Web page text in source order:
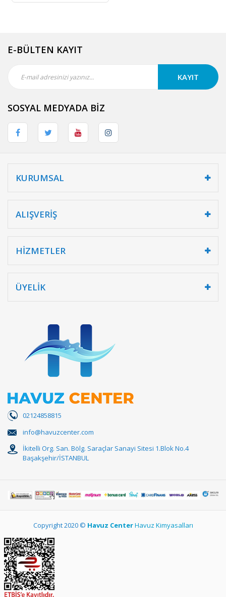
E-BÜLTEN KAYIT
KAYIT
SOSYAL MEDYADA BİZ
KURUMSAL
ALIŞVERİŞ
HİZMETLER
ÜYELİK
02124858815
info@havuzcenter.com
İkitelli Org. San. Bölg. Saraçlar Sanayi Sitesi 1.Blok No.4
Başakşehir/İSTANBUL
Copyright 2020 © Havuz CenterHavuz Kimyasalları